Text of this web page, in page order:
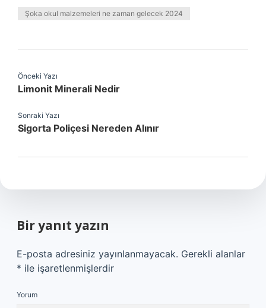
Şoka okul malzemeleri ne zaman gelecek 2024
Önceki Yazı
Limonit Minerali Nedir
Sonraki Yazı
Sigorta Poliçesi Nereden Alınır
Bir yanıt yazın
E-posta adresiniz yayınlanmayacak. Gerekli alanlar
* ile işaretlenmişlerdir
Yorum